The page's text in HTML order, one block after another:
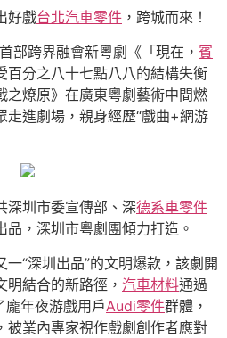
好戲台北汽車零件 ，跨城而來！
部跨界融會新粵劇《「現在， 賓
百分之八十七點八八的結構失衡
之燎原》在廣東粵劇藝術中間燃
走進劇場，親身經歷“戲曲+網游
深圳市委宣傳部、深德系車零件
，深圳市粵劇團傾力打造。
“深圳出品”的文明爆款，該劇開
結合的新路徑， 汽車材料通過
龐年夜游戲用戶Audi零件群體，
被業內專家視作戲劇創作者應對